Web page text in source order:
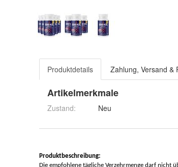
Produktdetails Zahlung, Versand &
Artikelmerkmale
Zustand: Neu